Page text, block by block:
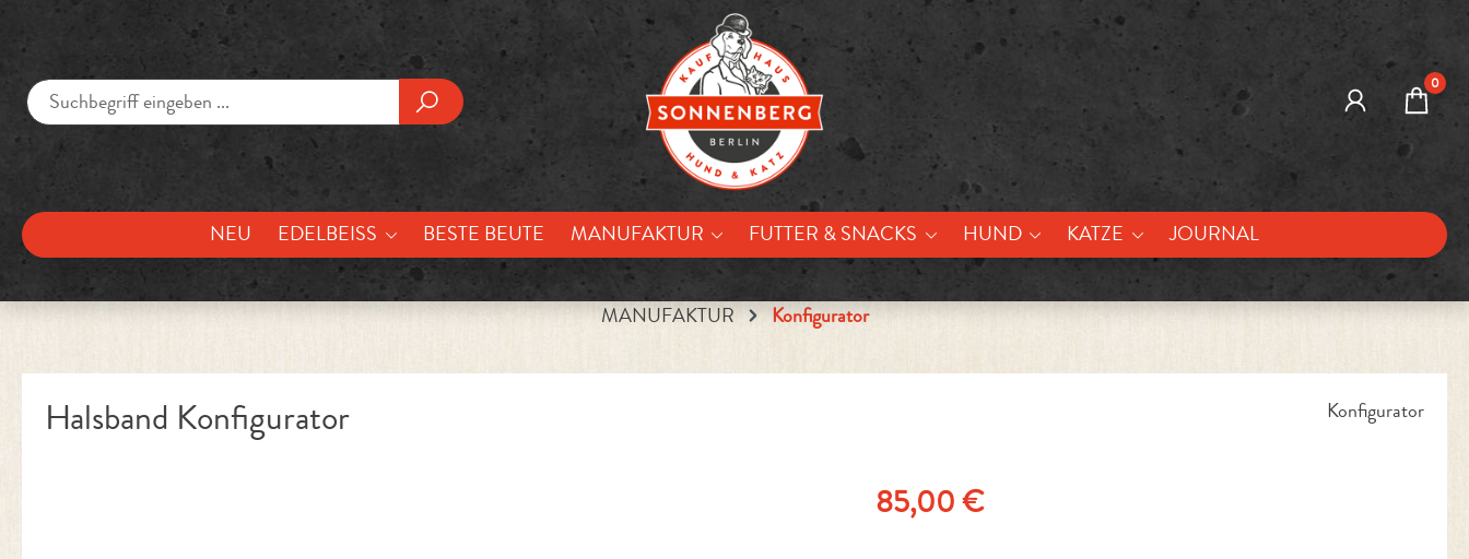
Hauptinhalt springen
0
NEU EDELBEISS BESTE BEUTE MANUFAKTUR FUTTER & SNACKS HUND KATZE JOURNAL
MANUFAKTUR Konfigurator
Halsband Konfigurator Konfigurator
Regulärer Preis:
85,00 €